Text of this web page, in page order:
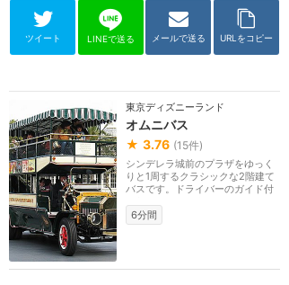
ツイート LINEで送る メールで送る URLをコピー
東京ディズニーランド
オムニバス
★ 3.76 (15件)
シンデレラ城前のプラザをゆっく
りと1周するクラシックな2階建て
バスです。ドライバーのガイド付
6分間